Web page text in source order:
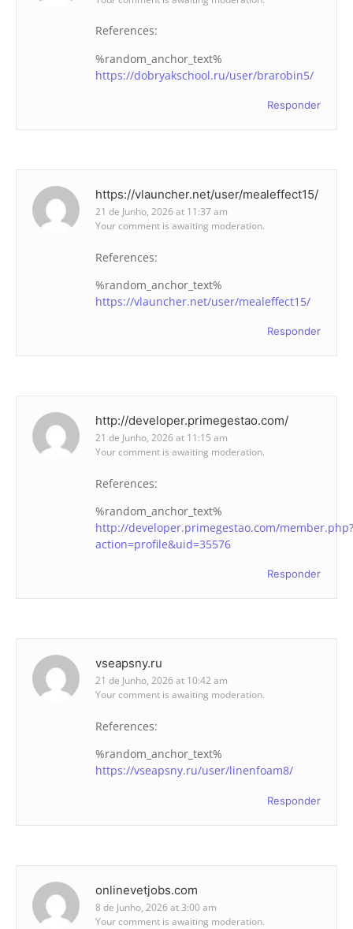
References:
%random_anchor_text%
https://dobryakschool.ru/user/brarobin5/
Responder
https://vlauncher.net/user/mealeffect15/
21 de Junho, 2026 at 11:37 am
Your comment is awaiting moderation.
References:
%random_anchor_text%
https://vlauncher.net/user/mealeffect15/
Responder
http://developer.primegestao.com/
21 de Junho, 2026 at 11:15 am
Your comment is awaiting moderation.
References:
%random_anchor_text%
http://developer.primegestao.com/member.php?
action=profile&uid=35576
Responder
vseapsny.ru
21 de Junho, 2026 at 10:42 am
Your comment is awaiting moderation.
References:
%random_anchor_text%
https://vseapsny.ru/user/linenfoam8/
Responder
onlinevetjobs.com
8 de Junho, 2026 at 3:00 am
Your comment is awaiting moderation.